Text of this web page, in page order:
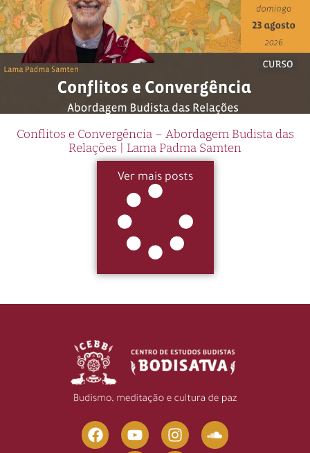
Conflitos e Convergência – Abordagem Budista das
Relações | Lama Padma Samten
Ver mais posts